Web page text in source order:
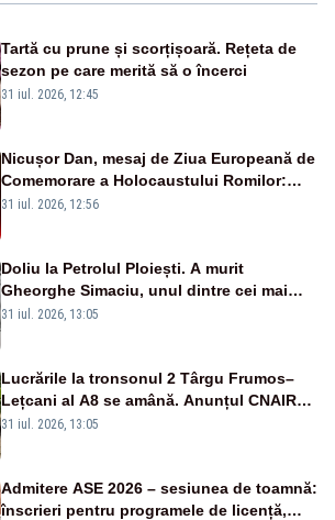
Tartă cu prune și scorțișoară. Rețeta de
sezon pe care merită să o încerci
31 iul. 2026, 12:45
Nicușor Dan, mesaj de Ziua Europeană de
Comemorare a Holocaustului Romilor:
„Avem datoria să păstrăm vie memoria
31 iul. 2026, 12:56
Doliu la Petrolul Ploiești. A murit
Gheorghe Simaciu, unul dintre cei mai
mari golgheteri din istoria clubului
31 iul. 2026, 13:05
Lucrările la tronsonul 2 Târgu Frumos–
Lețcani al A8 se amână. Anunțul CNAIR
privind atribuirea contractului
31 iul. 2026, 13:05
Admitere ASE 2026 – sesiunea de toamnă:
înscrieri pentru programele de licență,